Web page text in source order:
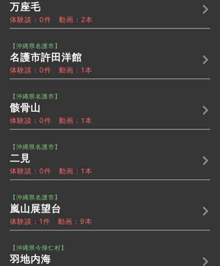
万座毛
体験談：0件 動画：2本
【沖縄県名護市】
名護市許田洋館
体験談：0件 動画：1本
【沖縄県名護市】
骸骨山
体験談：0件 動画：1本
【沖縄県名護市】
二見
体験談：0件 動画：1本
【沖縄県名護市】
嵐山展望台
体験談：1件 動画：9本
【沖縄県今帰仁村】
羽地内海